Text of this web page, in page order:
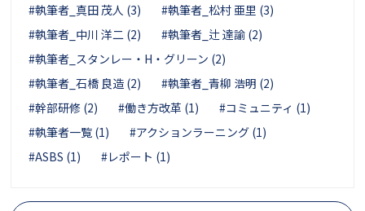
#執筆者_真田 茂人 (3)
#執筆者_松村 亜里 (3)
#執筆者_中川 洋二 (2)
#執筆者_辻 達諭 (2)
#執筆者_スタンレー・H・グリーン (2)
#執筆者_石橋 良造 (2)
#執筆者_青柳 浩明 (2)
#幹部研修 (2)
#働き方改革 (1)
#コミュニティ (1)
#執筆者一覧 (1)
#アクションラーニング (1)
#ASBS (1)
#レポート (1)